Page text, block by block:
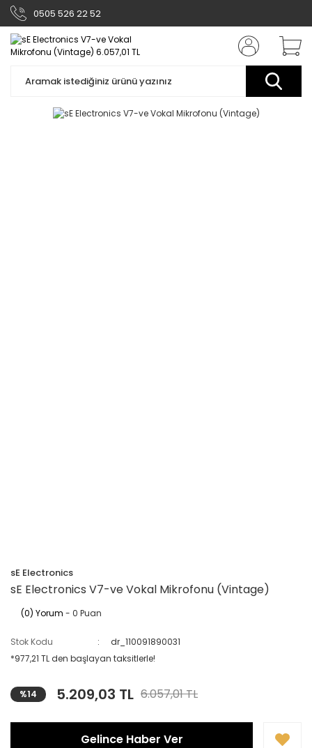
0505 526 22 52
sE Electronics
sE Electronics V7-ve Vokal Mikrofonu (Vintage)
(0) Yorum - 0 Puan
Stok Kodu
dr_110091890031
*977,21 TL den başlayan taksitlerle!
%14 5.209,03 TL 6.057,01 TL
Gelince Haber Ver